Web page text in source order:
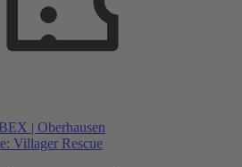
| Oberhausen
Villager Rescue